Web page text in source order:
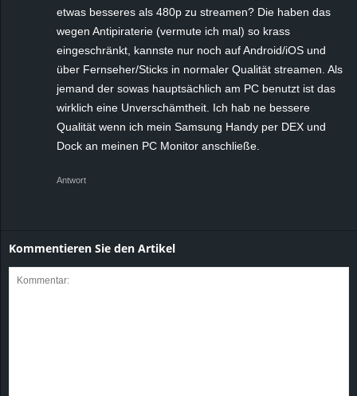
etwas besseres als 480p zu streamen? Die haben das
wegen Antipiraterie (vermute ich mal) so krass
eingeschränkt, kannste nur noch auf Android/iOS und
über Fernseher/Sticks in normaler Qualität streamen. Als
jemand der sowas hauptsächlich am PC benutzt ist das
wirklich eine Unverschämtheit. Ich hab ne bessere
Qualität wenn ich mein Samsung Handy per DEX und
Dock an meinen PC Monitor anschließe.
Antwort
Kommentieren Sie den Artikel